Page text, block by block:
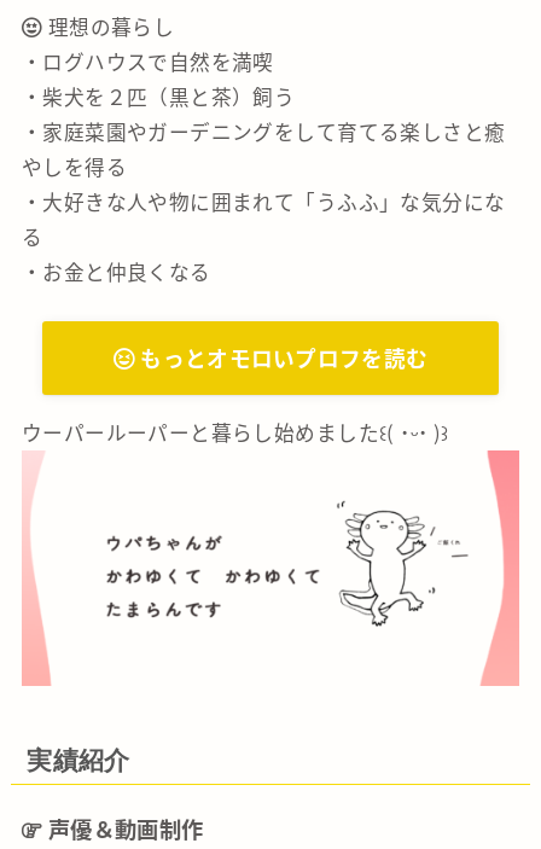
理想の暮らし
・ログハウスで自然を満喫
・柴犬を２匹（黒と茶）飼う
・家庭菜園やガーデニングをして育てる楽しさと癒
やしを得る
・大好きな人や物に囲まれて「うふふ」な気分にな
る
・お金と仲良くなる
もっとオモロいプロフを読む
ウーパールーパーと暮らし始めました꒰( ˙ᵕ‎˙ )꒱
実績紹介
声優＆動画制作